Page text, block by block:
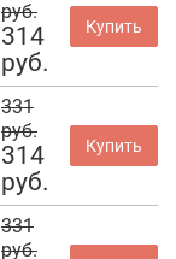
руб.
314
руб.
Купить
331
руб.
314
руб.
Купить
331
руб.